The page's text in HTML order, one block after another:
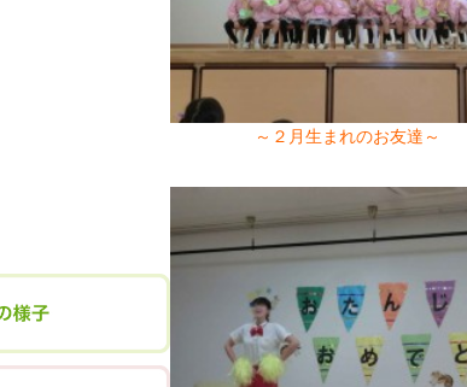
2020年11月(06)
2019年11月(12)
2018年11月(12)
2017年11月(09)
2016年11月(05)
2015年11月(04)
2014年11月(10)
～２月生まれのお友達～